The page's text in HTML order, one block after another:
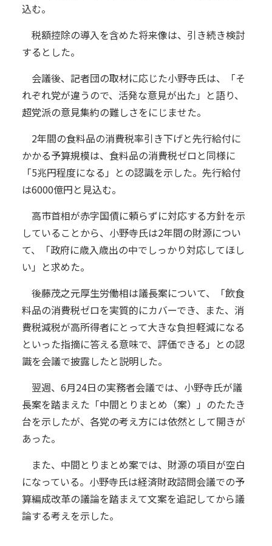
込む。
税額控除の導入を含めた将来像は、引き続き検討
するとした。
会議後、記者団の取材に応じた小野寺氏は、「そ
れぞれ党が違うので、活発な意見が出た」と語り、
超党派の意見集約の難しさをにじませた。
2年間の食料品の消費税率引き下げと先行給付に
かかる予算規模は、食料品の消費税ゼロと同様に
「5兆円程度になる」との認識を示した。先行給付
は6000億円と見込む。
高市首相が赤字国債に頼らずに対応する方針を示
していることから、小野寺氏は2年間の財源につい
て、「政府に歳入歳出の中でしっかり対応してほし
い」と求めた。
後藤茂之元厚生労働相は議長案について、「飲食
料品の消費税ゼロを実質的にカバーでき、また、消
費税減税が高所得者にとって大きな負担軽減になる
といった指摘に答える意味で、評価できる」との認
識を会議で披露したと説明した。
翌週、6月24日の実務者会議では、小野寺氏が議
長案を踏まえた「中間とりまとめ（案）」のたたき
台を示したが、各党の考え方には依然として開きが
あった。
また、中間とりまとめ案では、財源の項目が空白
になっている。小野寺氏は経済財政諮問会議での予
算編成改革の議論を踏まえて文案を追記してから議
論する考えを示した。